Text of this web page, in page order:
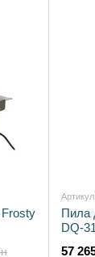
Пила
DQ-
57